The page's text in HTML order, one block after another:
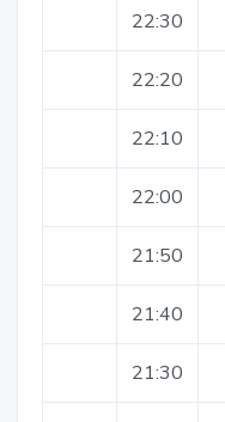
22:30
22:20
22:10
22:00
21:50
21:40
21:30